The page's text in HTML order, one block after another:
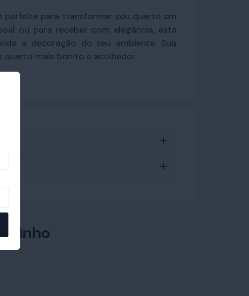
perfeita para transformar seu quarto em
ou para receber com elegância, esta
a decoração do seu ambiente. Sua
quarto mais bonito e acolhedor.
Linho